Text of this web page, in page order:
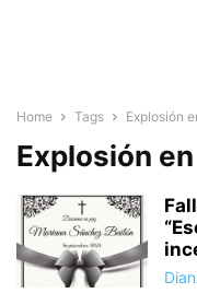
Home Tags Explosión
Explosión